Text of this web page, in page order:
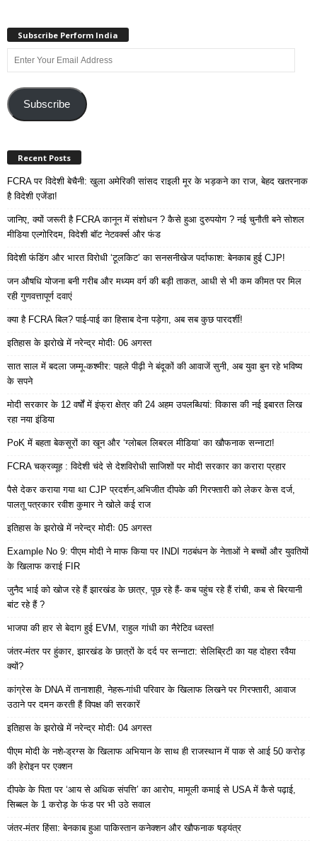
Subscribe Perform India
Enter
Your
AddressSubscribe
Recent Posts
FCRA पर विदेशी बेचैनी: खुला अमेरिकी सांसद राइली मूर के भड़कने का राज, बेहद खतरनाक
है विदेशी एजेंडा!
जानिए, क्यों जरूरी है FCRA कानून में संशोधन ? कैसे हुआ दुरुपयोग ? नई चुनौती बने सोशल
मीडिया एल्गोरिदम, विदेशी बॉट नेटवर्क्स और फंड
विदेशी फंडिंग और भारत विरोधी ‘टूलकिट’ का सनसनीखेज पर्दाफाश: बेनकाब हुई CJP!
जन औषधि योजना बनी गरीब और मध्यम वर्ग की बड़ी ताकत, आधी से भी कम कीमत पर मिल
रही गुणवत्तापूर्ण दवाएं
क्या है FCRA बिल? पाई-पाई का हिसाब देना पड़ेगा, अब सब कुछ पारदर्शी!
इतिहास के झरोखे में नरेन्द्र मोदीः 06 अगस्त
सात साल में बदला जम्मू-कश्मीर: पहले पीढ़ी ने बंदूकों की आवाजें सुनी, अब युवा बुन रहे भविष्य
के सपने
मोदी सरकार के 12 वर्षों में इंफ्रा क्षेत्र की 24 अहम उपलब्धियां: विकास की नई इबारत लिख
रहा नया इंडिया
PoK में बहता बेकसूरों का खून और ‘ग्लोबल लिबरल मीडिया’ का खौफनाक सन्नाटा!
FCRA चक्रव्यूह : विदेशी चंदे से देशविरोधी साजिशों पर मोदी सरकार का करारा प्रहार
पैसे देकर कराया गया था CJP प्रदर्शन,अभिजीत दीपके की गिरफ्तारी को लेकर केस दर्ज,
पालतू पत्रकार रवीश कुमार ने खोले कई राज
इतिहास के झरोखे में नरेन्द्र मोदीः 05 अगस्त
Example No 9: पीएम मोदी ने माफ किया पर INDI गठबंधन के नेताओं ने बच्चों और युवतियों
के खिलाफ कराई FIR
जुनैद भाई को खोज रहे हैं झारखंड के छात्र, पूछ रहे हैं- कब पहुंच रहे हैं रांची, कब से बिरयानी
बांट रहे हैं ?
भाजपा की हार से बेदाग हुई EVM, राहुल गांधी का नैरेटिव ध्वस्त!
जंतर-मंतर पर हुंकार, झारखंड के छात्रों के दर्द पर सन्नाटा: सेलिब्रिटी का यह दोहरा रवैया
क्यों?
कांग्रेस के DNA में तानाशाही, नेहरू-गांधी परिवार के खिलाफ लिखने पर गिरफ्तारी, आवाज
उठाने पर दमन करती हैं विपक्ष की सरकारें
इतिहास के झरोखे में नरेन्द्र मोदीः 04 अगस्त
पीएम मोदी के नशे-ड्रग्स के खिलाफ अभियान के साथ ही राजस्थान में पाक से आई 50 करोड़
की हेरोइन पर एक्शन
दीपके के पिता पर ‘आय से अधिक संपत्ति’ का आरोप, मामूली कमाई से USA में कैसे पढ़ाई,
सिब्बल के 1 करोड़ के फंड पर भी उठे सवाल
जंतर-मंतर हिंसा: बेनकाब हुआ पाकिस्तान कनेक्शन और खौफनाक षड्यंत्र